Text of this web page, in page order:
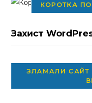
КОРОТКА
Захист
ЗЛАМАЛИ САЙТ